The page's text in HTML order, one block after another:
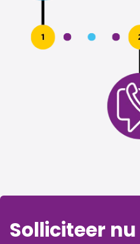
Solliciteer nu